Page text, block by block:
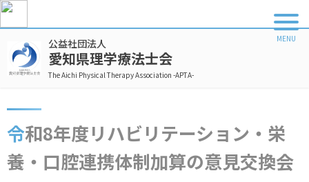
公益社団法人
愛知県理学療法士会
The Aichi Physical Therapy Association -APTA-
令和8年度リハビリテーション・栄
養・口腔連携体制加算の意見交換会